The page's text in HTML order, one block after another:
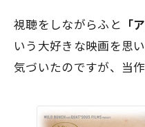
視聴をしながらふと 「
いう大好きな映画を思
気づいたのですが、当